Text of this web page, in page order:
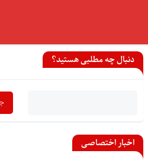
دنبال چه مطلبی هستید؟
اخبار اختصاصی